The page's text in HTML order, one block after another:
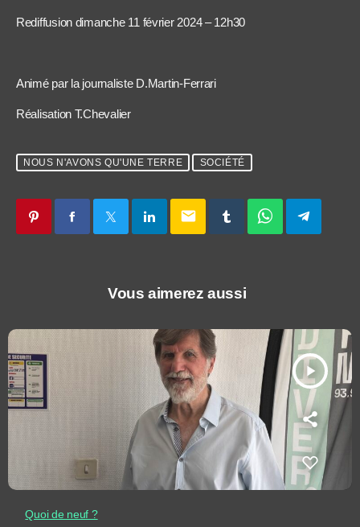
Rediffusion dimanche 11 février 2024 – 12h30
Animé par la journaliste D.Martin-Ferrari
Réalisation T.Chevalier
NOUS N'AVONS QU'UNE TERRE SOCIÉTÉ
email
Vous aimerez aussi
play_arrow
Quoi de neuf ?